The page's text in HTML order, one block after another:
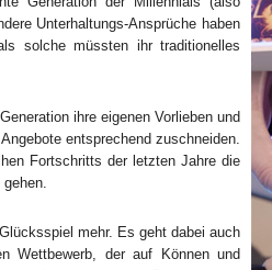
Unterhaltungs-Ansprüche haben
solche müssten ihr traditionelles
ihre eigenen Vorlieben und
entsprechend zuschneiden.
Fortschritts der letzten Jahre die
mehr. Es geht dabei auch
Wettbewerb, der auf Können und